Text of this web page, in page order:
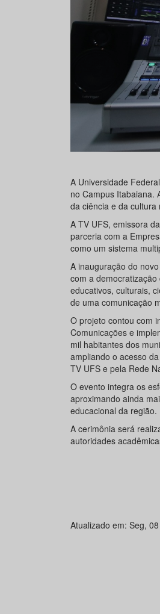
A Universidade
no Campus Itabaiana.
da ciência e da
A TV UFS, emissora
parceria com a
como um sistema
A inauguração do
com a
educativos, culturais,
de uma comunicação
O projeto contou com
Comunicações e
mil habitantes dos
ampliando o acesso
TV UFS e pela Rede
O evento integra os
aproximando ainda
educacional da região.
A cerimônia será
autoridades
Atualizado em: Seg,